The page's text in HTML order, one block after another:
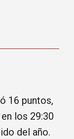
16 puntos,
los 29:30
del año.